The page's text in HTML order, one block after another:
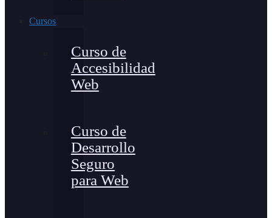
Cursos
Curso de
Accesibilidad
Web
Curso de
Desarrollo
Seguro
para Web